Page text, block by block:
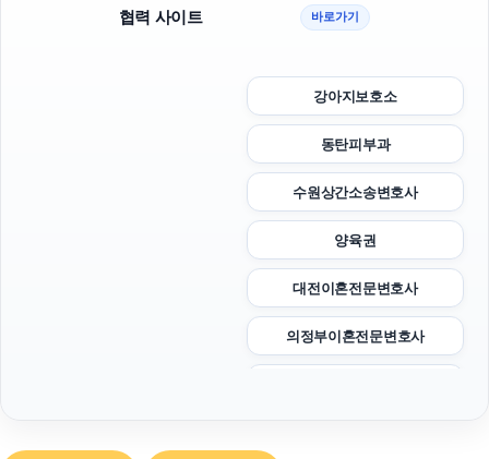
협력 사이트 바로가기
강아지보호소
동탄피부과
수원상간소송변호사
양육권
대전이혼전문변호사
의정부이혼전문변호사